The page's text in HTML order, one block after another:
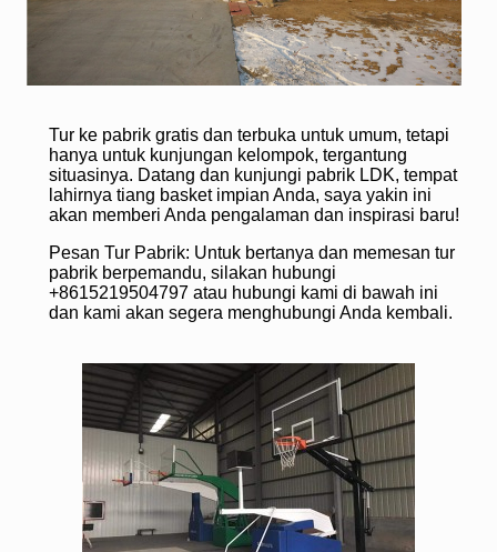
Tur ke pabrik gratis dan terbuka untuk umum, tetapi
hanya untuk kunjungan kelompok, tergantung
situasinya. Datang dan kunjungi pabrik LDK, tempat
lahirnya tiang basket impian Anda, saya yakin ini
akan memberi Anda pengalaman dan inspirasi baru!
Pesan Tur Pabrik: Untuk bertanya dan memesan tur
pabrik berpemandu, silakan hubungi
+8615219504797 atau hubungi kami di bawah ini
dan kami akan segera menghubungi Anda kembali.